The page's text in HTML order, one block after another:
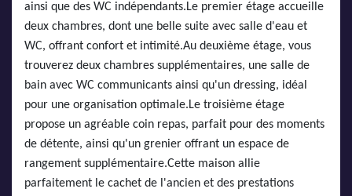
ainsi que des WC indépendants.Le premier étage accueille
deux chambres, dont une belle suite avec salle d'eau et
WC, offrant confort et intimité.Au deuxième étage, vous
trouverez deux chambres supplémentaires, une salle de
bain avec WC communicants ainsi qu'un dressing, idéal
pour une organisation optimale.Le troisième étage
propose un agréable coin repas, parfait pour des moments
de détente, ainsi qu'un grenier offrant un espace de
rangement supplémentaire.Cette maison allie
parfaitement le cachet de l'ancien et des prestations